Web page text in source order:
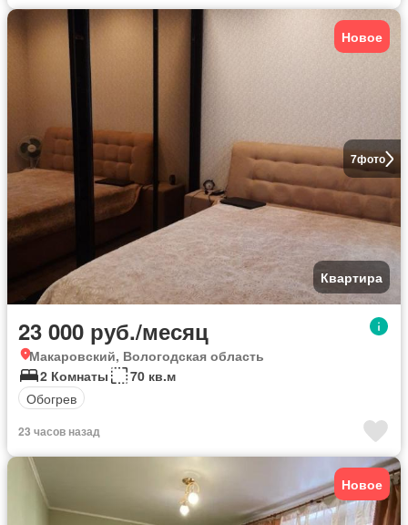
7фото
Новое
Квартира
23 000 руб./месяц
Макаровский, Вологодская область
2 Комнаты
70 кв.м
Обогрев
23 часов назад
Новое